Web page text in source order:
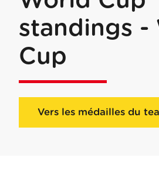
standings -
Cup
Vers les médailles du